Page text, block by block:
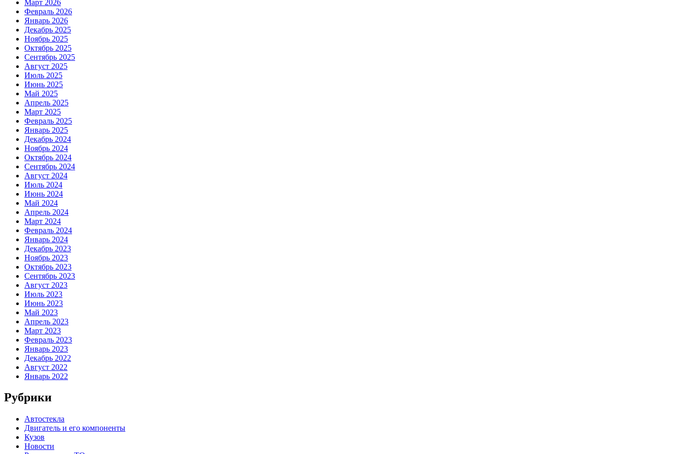
Март 2026
Февраль 2026
Январь 2026
Декабрь 2025
Ноябрь 2025
Октябрь 2025
Сентябрь 2025
Август 2025
Июль 2025
Июнь 2025
Май 2025
Апрель 2025
Март 2025
Февраль 2025
Январь 2025
Декабрь 2024
Ноябрь 2024
Октябрь 2024
Сентябрь 2024
Август 2024
Июль 2024
Июнь 2024
Май 2024
Апрель 2024
Март 2024
Февраль 2024
Январь 2024
Декабрь 2023
Ноябрь 2023
Октябрь 2023
Сентябрь 2023
Август 2023
Июль 2023
Июнь 2023
Май 2023
Апрель 2023
Март 2023
Февраль 2023
Январь 2023
Декабрь 2022
Август 2022
Январь 2022
Рубрики
Автостекла
Двигатель и его компоненты
Кузов
Новости